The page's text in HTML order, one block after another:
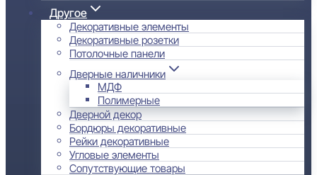
Другое
Декоративные элементы
Декоративные розетки
Потолочные панели
Дверные наличники
МДФ
Полимерные
Дверной декор
Бордюры декоративные
Рейки декоративные
Угловые элементы
Сопутствующие товары